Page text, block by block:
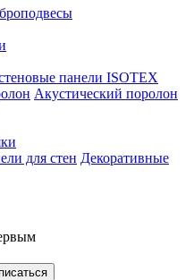
панели ISOTEX
Акустический поролон
Декоративные